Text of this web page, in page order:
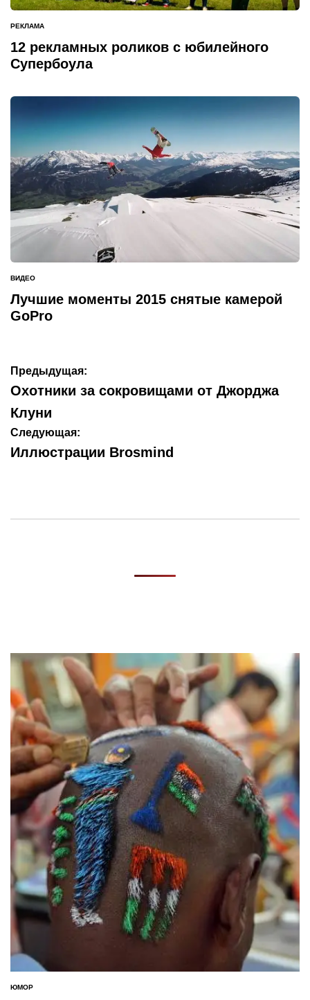
ОПУБЛИКОВАНО
В
РЕКЛАМА
12 рекламных роликов с юбилейного
Супербоула
ОПУБЛИКОВАНО
В
ВИДЕО
Лучшие моменты 2015 снятые камерой
GoPro
Навигация
по
записям
Предыдущая:
Охотники за сокровищами от Джорджа
Клуни
Следующая:
Иллюстрации Brosmind
ОПУБЛИКОВАНО
ЮМОР